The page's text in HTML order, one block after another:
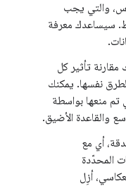
والتي يجب
سيساعدك معرفة
مقارنة تأثير كل
نفسها. يمكنك
تم منعها بواسطة
والقاعدة الأضيق.
أي مع
المحدّدة
أزِل